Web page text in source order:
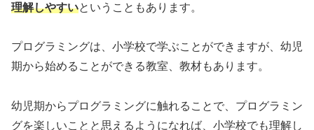
理解しやすいということもあります。
プログラミングは、小学校で学ぶことができますが、幼児
期から始めることができる教室、教材もあります。
幼児期からプログラミングに触れることで、プログラミン
グを楽しいことと思えるようになれば、小学校でも理解し